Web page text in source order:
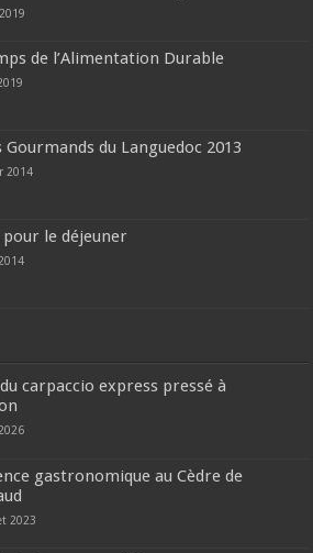
de l’Alimentation Durable
Gourmands du Languedoc 2013
2014
pour le déjeuner
carpaccio express pressé à
gastronomique au Cèdre de
2023